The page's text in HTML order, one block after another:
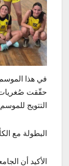
في هذا
حقّقت صُغريات
التتويج
البطولة مع
الأكيد أن